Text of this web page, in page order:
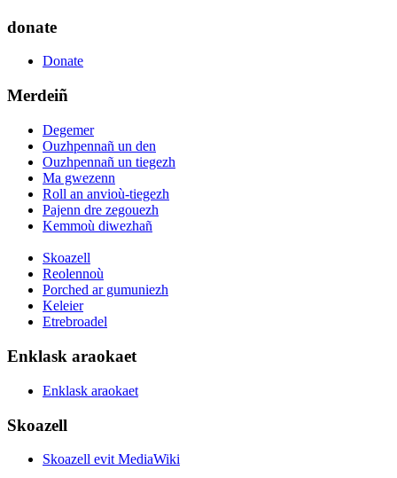
donate
Donate
Merdeiñ
Degemer
Ouzhpennañ un den
Ouzhpennañ un tiegezh
Ma gwezenn
Roll an anvioù-tiegezh
Pajenn dre zegouezh
Kemmoù diwezhañ
Skoazell
Reolennoù
Porched ar gumuniezh
Keleier
Etrebroadel
Enklask araokaet
Enklask araokaet
Skoazell
Skoazell evit MediaWiki